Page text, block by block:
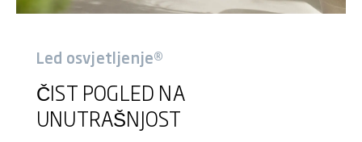
Led osvjetljenje®
ČIST POGLED NA
UNUTRAŠNJOST